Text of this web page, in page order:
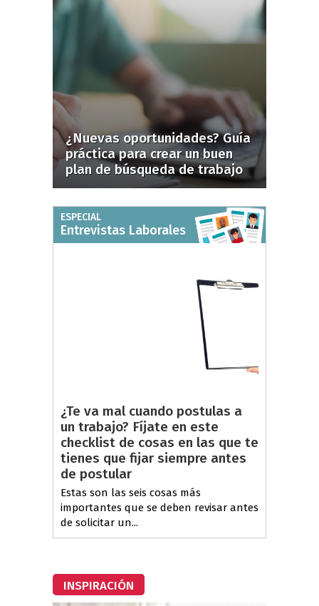
¿Nuevas oportunidades? Guía
práctica para crear un buen
plan de búsqueda de trabajo
ESPECIAL
Entrevistas Laborales
¿Te va mal cuando postulas a
un trabajo? Fíjate en este
checklist de cosas en las que te
tienes que fijar siempre antes
de postular
Estas son las seis cosas más
importantes que se deben revisar antes
de solicitar un...
INSPIRACIÓN